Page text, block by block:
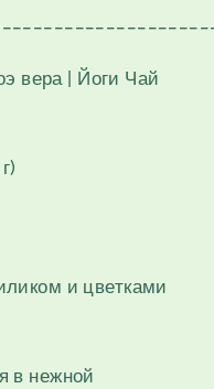
вера | Йоги Чай
и цветками
в нежной